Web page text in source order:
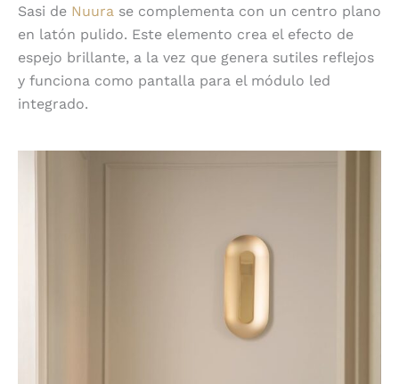
Sasi de Nuura se complementa con un centro plano
en latón pulido. Este elemento crea el efecto de
espejo brillante, a la vez que genera sutiles reflejos
y funciona como pantalla para el módulo led
integrado.